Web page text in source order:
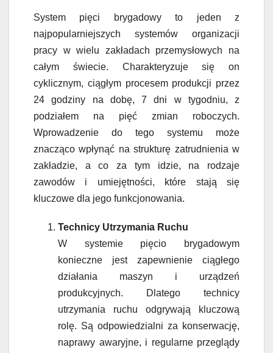
System pięci brygadowy to jeden z
najpopularniejszych systemów organizacji
pracy w wielu zakładach przemysłowych na
całym świecie. Charakteryzuje się on
cyklicznym, ciągłym procesem produkcji przez
24 godziny na dobę, 7 dni w tygodniu, z
podziałem na pięć zmian roboczych.
Wprowadzenie do tego systemu może
znacząco wpłynąć na strukturę zatrudnienia w
zakładzie, a co za tym idzie, na rodzaje
zawodów i umiejętności, które stają się
kluczowe dla jego funkcjonowania.
Technicy Utrzymania Ruchu
W systemie pięcio brygadowym
konieczne jest zapewnienie ciągłego
działania maszyn i urządzeń
produkcyjnych. Dlatego technicy
utrzymania ruchu odgrywają kluczową
rolę. Są odpowiedzialni za konserwację,
naprawy awaryjne, i regularne przeglądy